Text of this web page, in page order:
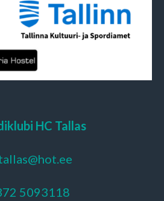
HC Tallas
5093118